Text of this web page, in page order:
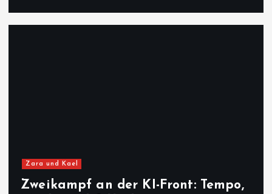
Zara und Kael
Zweikampf an der KI-Front: Tempo,